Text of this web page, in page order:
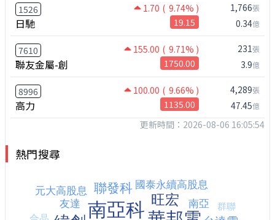
1526 1.70 ( 9.74% )
日馳 19.15
1,766張
0.34億
7610 155.00 ( 9.71% )
聯友金屬-創 1750.00
231張
3.9億
8996 100.00 ( 9.66% )
高力 1135.00
4,289張
47.45億
更新時間：2026-08-06 16:05:54
熱門搜尋